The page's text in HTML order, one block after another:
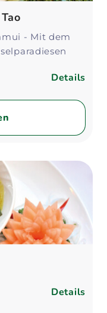
- Mit dem
Details
Details